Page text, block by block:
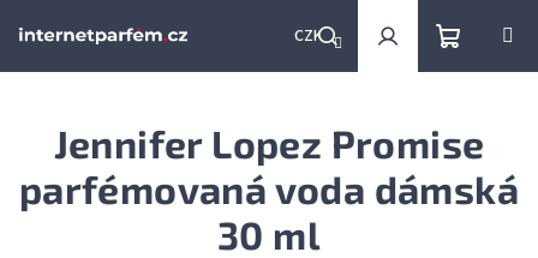
CZK
Hledat PřihlášeníNákupní
košík
Jennifer Lopez Promise
parfémovaná voda dámská
30 ml